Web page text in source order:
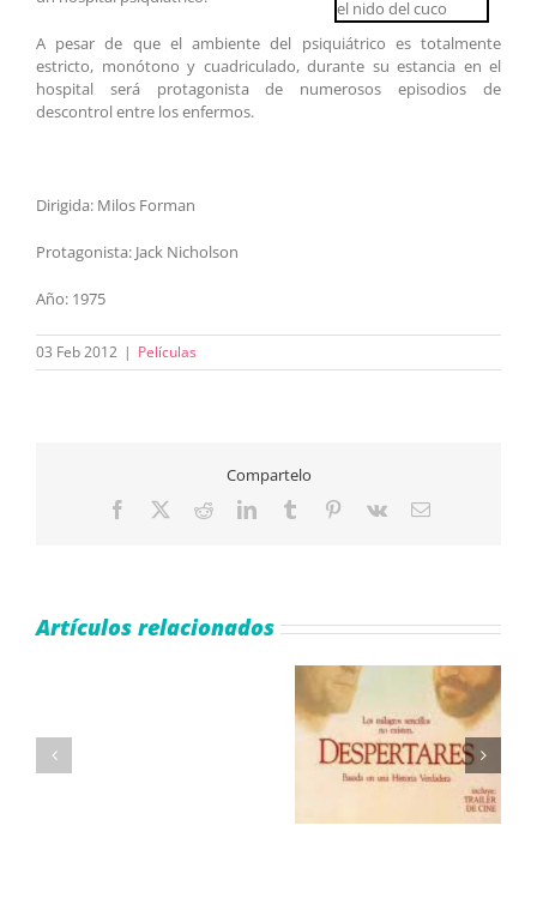
A pesar de que el ambiente del psiquiátrico es totalmente
estricto, monótono y cuadriculado, durante su estancia en el
hospital será protagonista de numerosos episodios de
descontrol entre los enfermos.
Dirigida: Milos Forman
Protagonista: Jack Nicholson
Año: 1975
03 Feb 2012 | Películas
Compartelo
Facebook RedditLinkedInTumblr Pinterest
Vk
Correo
Artículos relacionados
Qué bello es vivir
(Frank Capra)